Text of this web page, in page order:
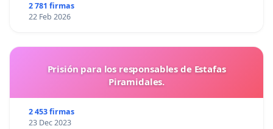
2 781 firmas
22 Feb 2026
Prisión para los responsables de Estafas
Piramidales.
2 453 firmas
23 Dec 2023